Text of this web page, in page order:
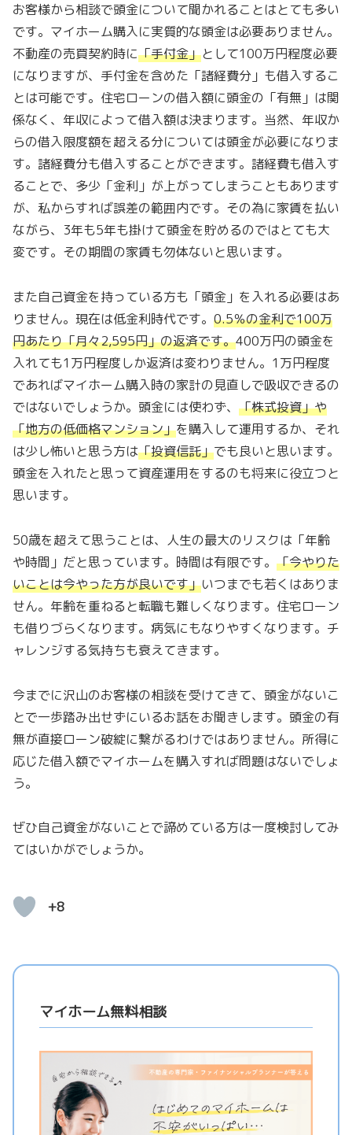
お客様から相談で頭金について聞かれることはとても多い
です。マイホーム購入に実質的な頭金は必要ありません。
不動産の売買契約時に「手付金」として100万円程度必要
になりますが、手付金を含めた「諸経費分」も借入するこ
とは可能です。住宅ローンの借入額に頭金の「有無」は関
係なく、年収によって借入額は決まります。当然、年収か
らの借入限度額を超える分については頭金が必要になりま
す。諸経費分も借入することができます。諸経費も借入す
ることで、多少「金利」が上がってしまうこともあります
が、私からすれば誤差の範囲内です。その為に家賃を払い
ながら、3年も5年も掛けて頭金を貯めるのではとても大
変です。その期間の家賃も勿体ないと思います。
また自己資金を持っている方も「頭金」を入れる必要はあ
りません。現在は低金利時代です。 0.5％の金利で100万
円あたり「月々2,595円」の返済です。400万円の頭金を
入れても1万円程度しか返済は変わりません。1万円程度
であればマイホーム購入時の家計の見直しで吸収できるの
ではないでしょうか。頭金には使わず、 「株式投資」や
「地方の低価格マンション」を購入して運用するか、それ
は少し怖いと思う方は「投資信託」でも良いと思います。
頭金を入れたと思って資産運用をするのも将来に役立つと
思います。
50歳を超えて思うことは、人生の最大のリスクは「年齢
や時間 」だと思っています。時間は有限です。 「今やりた
いことは今やった方が良いです」いつまでも若くはありま
せん。年齢を重ねると転職も難しくなります。住宅ローン
も借りづらくなります。病気にもなりやすくなります。チ
ャレンジする気持ちも衰えてきます。
今までに沢山のお客様の相談を受けてきて、頭金がないこ
とで一歩踏み出せずにいるお話をお聞きします。頭金の有
無が直接ローン破綻に繋がるわけではありません。所得に
応じた借入額でマイホームを購入すれば問題はないでしょ
う。
ぜひ自己資金がないことで諦めている方は一度検討してみ
てはいかがでしょうか。
+8
マイホーム無料相談